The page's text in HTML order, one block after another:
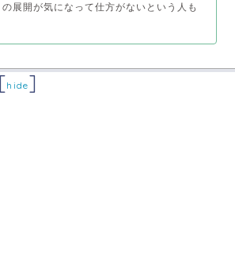
展開が気になって仕方がないという人も
[hide]